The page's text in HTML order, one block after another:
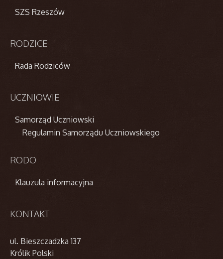
SZS Rzeszów
RODZICE
Rada Rodziców
UCZNIOWIE
Samorząd Uczniowski
Regulamin Samorządu Uczniowskiego
RODO
Klauzula informacyjna
KONTAKT
ul. Bieszczadzka 137
Królik Polski